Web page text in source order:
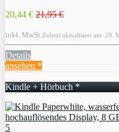
20,44 € 21,95 €
inkl. MwSt. Zuletzt aktualisiert am: 29.
Details
ansehen *
Kindle + Hörbuch *